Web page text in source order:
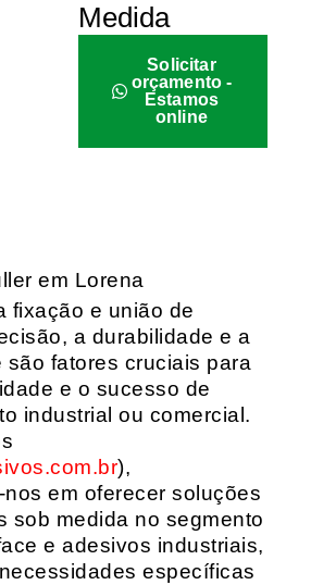
Medida
Solicitar
orçamento -
Estamos
online
em Lorena
fixação e união de
a durabilidade e a
são fatores cruciais para
e o sucesso de
industrial ou comercial.
),
em oferecer soluções
sob medida no segmento
e adesivos industriais,
específicas